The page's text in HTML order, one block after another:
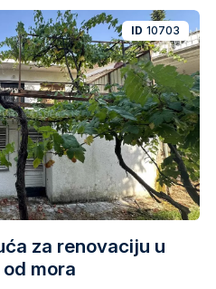
za renovaciju u
mora
ID 10703